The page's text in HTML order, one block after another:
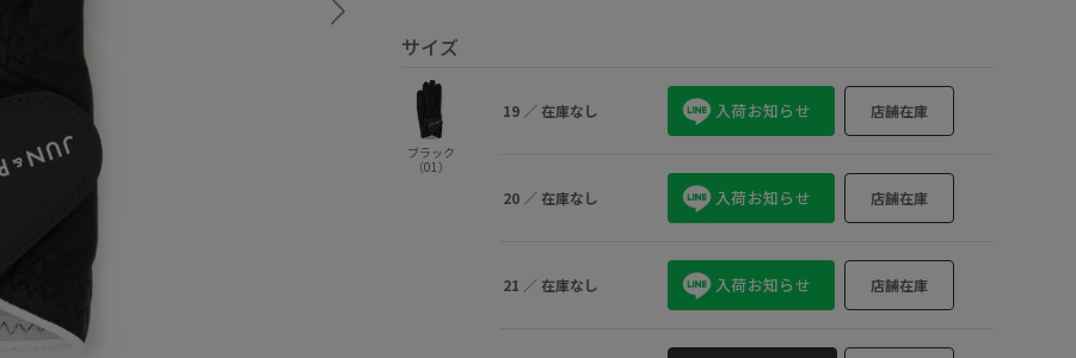
サイズ
ブラック
（01）
19 ／ 在庫なし 入荷お知らせ 店舗在庫
20 ／ 在庫なし 入荷お知らせ 店舗在庫
21 ／ 在庫なし 入荷お知らせ 店舗在庫